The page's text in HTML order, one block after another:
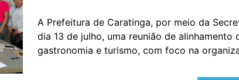
A Prefeitura de Caratinga, por meio da
dia 13 de julho, uma reunião de
gastronomia e turismo, com foco na